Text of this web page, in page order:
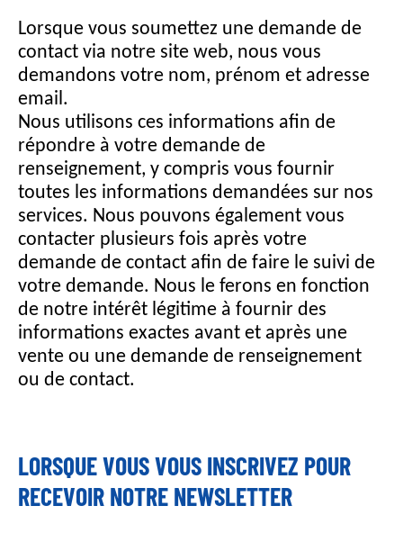
Lorsque vous soumettez une demande de
contact via notre site web, nous vous
demandons votre nom, prénom et adresse
email.
Nous utilisons ces informations afin de
répondre à votre demande de
renseignement, y compris vous fournir
toutes les informations demandées sur nos
services. Nous pouvons également vous
contacter plusieurs fois après votre
demande de contact afin de faire le suivi de
votre demande. Nous le ferons en fonction
de notre intérêt légitime à fournir des
informations exactes avant et après une
vente ou une demande de renseignement
ou de contact.
LORSQUE VOUS VOUS INSCRIVEZ POUR
RECEVOIR NOTRE NEWSLETTER